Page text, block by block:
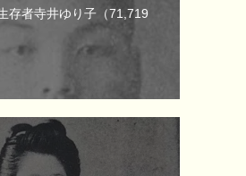
存者寺井ゆり子 （71,719